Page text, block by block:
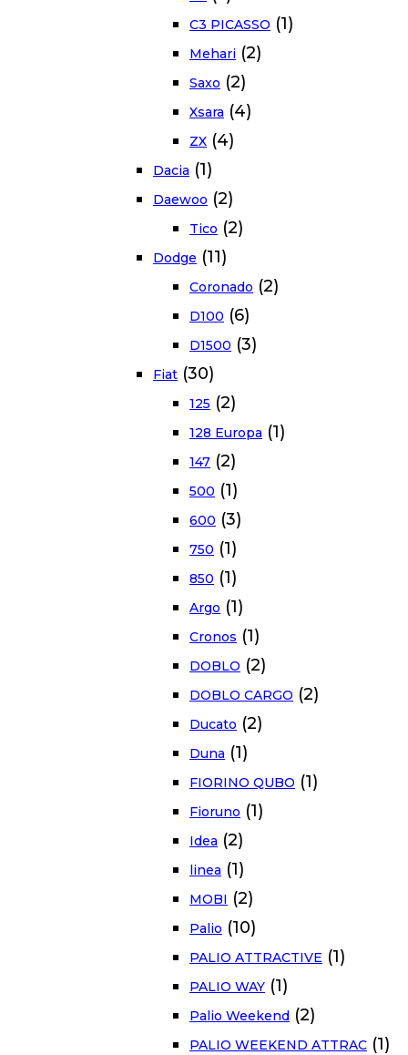
C3 PICASSO (1)
Mehari (2)
Saxo (2)
Xsara (4)
ZX (4)
Dacia (1)
Daewoo (2)
Tico (2)
Dodge (11)
Coronado (2)
D100 (6)
D1500 (3)
Fiat (30)
125 (2)
128 Europa (1)
147 (2)
500 (1)
600 (3)
750 (1)
850 (1)
Argo (1)
Cronos (1)
DOBLO (2)
DOBLO CARGO (2)
Ducato (2)
Duna (1)
FIORINO QUBO (1)
Fioruno (1)
Idea (2)
linea (1)
MOBI (2)
Palio (10)
PALIO ATTRACTIVE (1)
PALIO WAY (1)
Palio Weekend (2)
PALIO WEEKEND ATTRAC (1)